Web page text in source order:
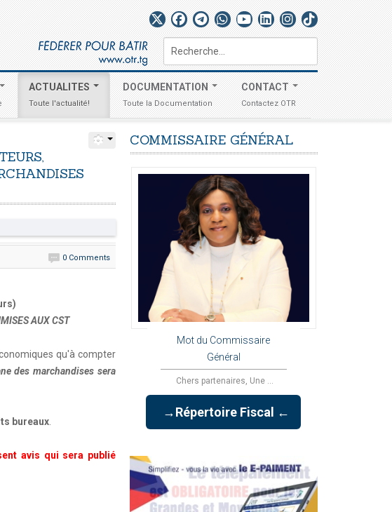
Rechercher
ACTUALITES
Toute l'actualité!
DOCUMENTATION
Toute la Documentation
CONTACT
Contactez OTR
0 Comments
AUX CST
qu'à compter
des marchandises sera
bureaux
avis qui sera publié
COMMISSAIRE GÉNÉRAL
Mot du Commissaire
Général
Chers partenaires, Une ...
→Répertoire Fiscal ←